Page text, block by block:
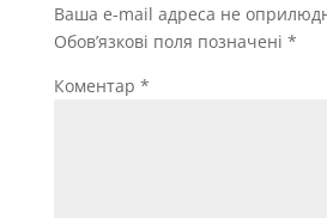
Ваша e-mail адреса не
Обов’язкові поля позначені *
Коментар *